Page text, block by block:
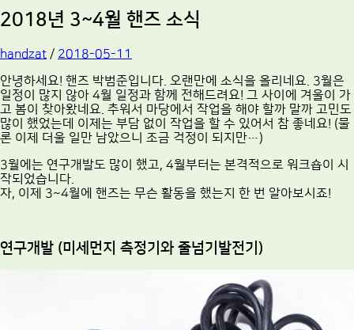
2018년 3~4월 핸즈 소식
handzat / 2018-05-11
안녕하세요! 핸즈 박범준입니다. 오랜만에 소식을 올리네요. 3월은
일정이 많지 않아 4월 일정과 함께 전해드려요! 그 사이에 겨울이 가
고 봄이 찾아왔네요. 추워서 마당에서 작업을 해야 할까 말까 고민도
많이 했었는데 이제는 부담 없이 작업을 할 수 있어서 참 좋네요! (물
론 이제 더울 일만 남았으니 조금 걱정이 되지만…)
3월에는 연구개발도 많이 했고, 4월부터는 본격적으로 워크숍이 시
작되었습니다.
자, 이제 3~4월에 핸즈는 무슨 활동을 했는지 한 번 알아보시죠!
연구개발 (미세먼지 측정기와 줄넘기발전기)